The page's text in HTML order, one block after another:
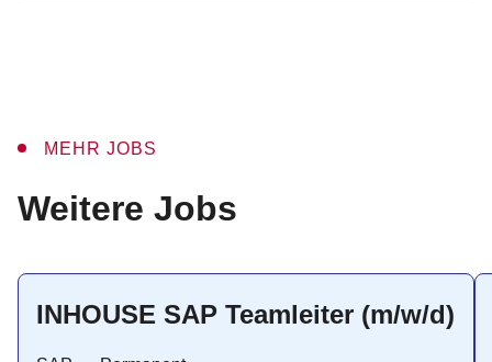
MEHR JOBS
:
Weitere Jobs
INHOUSE SAP Teamleiter (m/w/d)